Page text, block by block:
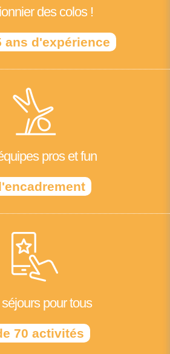
des colos !
ans d'expérience
pros et fun
pour tous
70 activités